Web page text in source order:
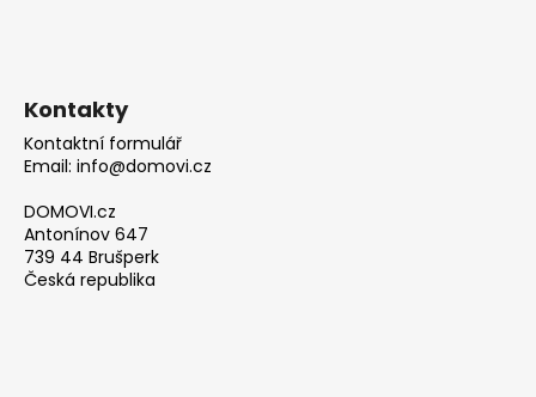
Kontakty
Kontaktní formulář
Email: info@domovi.cz
DOMOVI.cz
Antonínov 647
739 44 Brušperk
Česká republika